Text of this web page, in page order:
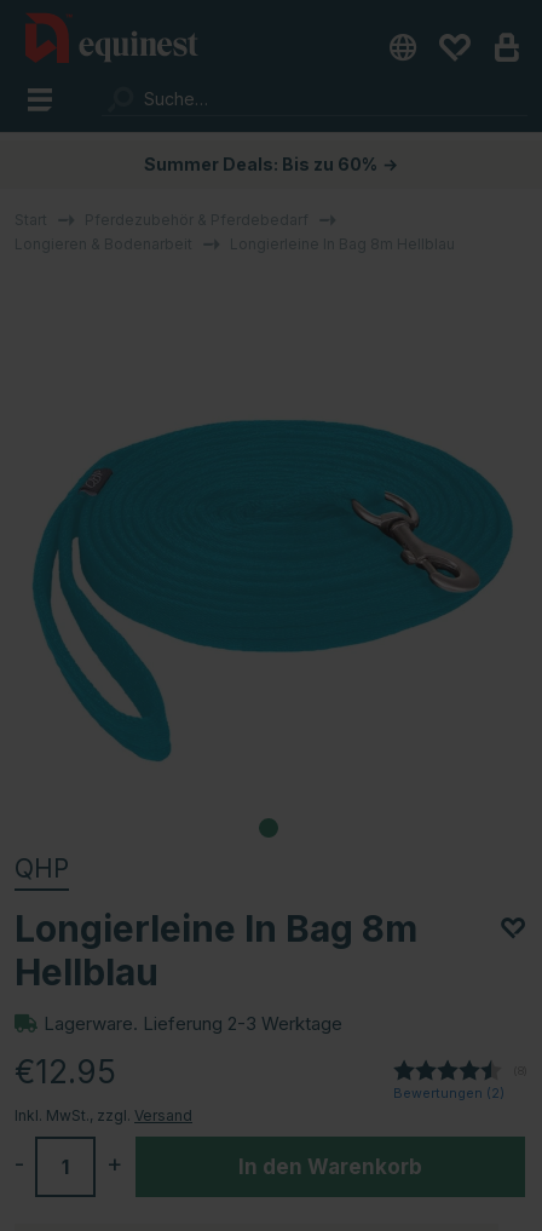
Summer Deals: Bis zu 60% →
QHP
Longierleine In Bag 8m
Hellblau
Lagerware. Lieferung 2-3 Werktage
€12.95
Bewertungen (2)
Inkl. MwSt., zzgl. Versand
+
- In den Warenkorb